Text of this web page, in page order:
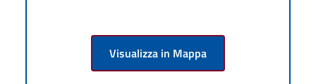
Visualizza in Mappa